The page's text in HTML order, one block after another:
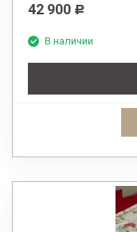
42 900 Р
В наличии